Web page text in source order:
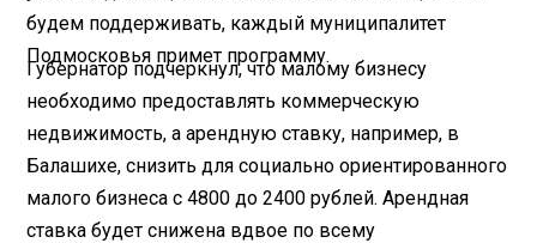
будем поддерживать, каждый муниципалитет
Подмосковья примет программу.
Губернатор подчеркнул, что малому бизнесу
необходимо предоставлять коммерческую
недвижимость, а арендную ставку, например, в
Балашихе, снизить для социально ориентированного
малого бизнеса с 4800 до 2400 рублей. Арендная
ставка будет снижена вдвое по всему